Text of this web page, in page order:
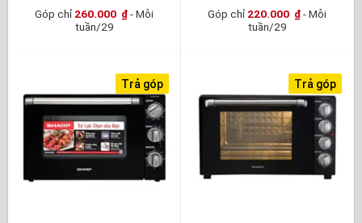
Góp chỉ 260.000 ₫ - Mỗi
tuần/29
Góp chỉ 220.000 ₫ - Mỗi
tuần/29
Trả góp Trả góp